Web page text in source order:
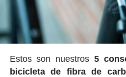
Estos son nuestros5
bicicleta de fibra de